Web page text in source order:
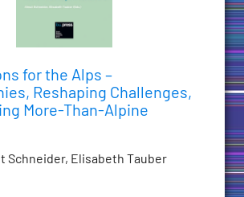
for the Alps –
Reshaping Challenges,
More-Than-Alpine
Schneider, Elisabeth Tauber